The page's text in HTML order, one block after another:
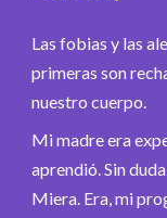
Las fobias y las
primeras son
nuestro cuerpo.
Mi madre era
aprendió. Sin
Miera. Era, mi